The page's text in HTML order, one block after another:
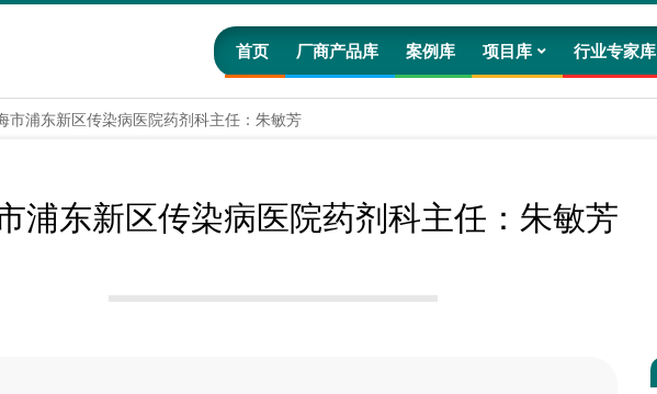
首页 厂商产品库 案例库 项目库 行业专家库
市浦东新区传染病医院药剂科主任：朱敏芳
浦东新区传染病医院药剂科主任：朱敏芳